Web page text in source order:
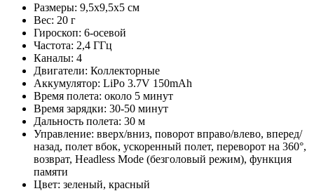
Размеры: 9,5x9,5x5 см
Вес: 20 г
Гироскоп: 6-осевой
Частота: 2,4 ГГц
Каналы: 4
Двигатели: Коллекторные
Аккумулятор: LiPo 3.7V 150mAh
Время полета: около 5 минут
Время зарядки: 30-50 минут
Дальность полета: 30 м
Управление: вверх/вниз, поворот вправо/влево, вперед/
назад, полет вбок, ускоренный полет, переворот на 360°,
возврат, Headless Mode (безголовый режим), функция
памяти
Цвет: зеленый, красный